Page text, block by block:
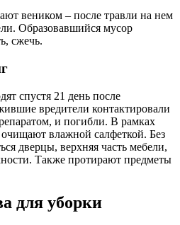
веником – после травли на нем
Образовавшийся мусор
сжечь.
спустя 21 день после
вредители контактировали
и погибли. В рамках
влажной салфеткой. Без
дверцы, верхняя часть мебели,
Также протирают предметы
для уборки